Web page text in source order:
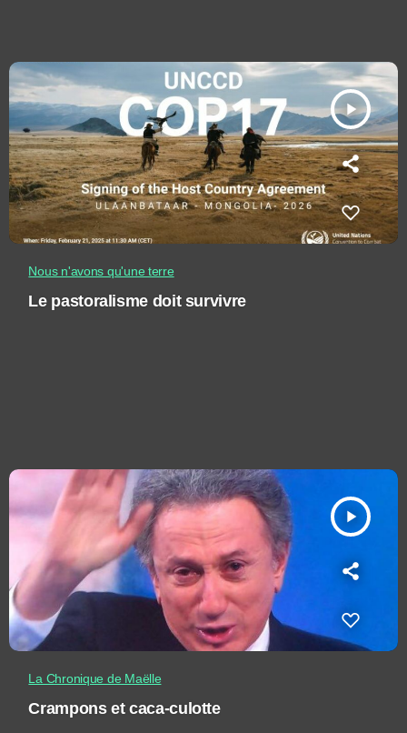
play_arrow
Nous n'avons qu'une terre
Le pastoralisme doit survivre
play_arrow
La Chronique de Maëlle
Crampons et caca-culotte